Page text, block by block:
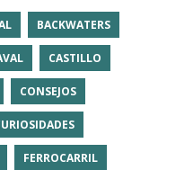
BACKWATERS
CASTILLO
CONSEJOS
FERROCARRIL